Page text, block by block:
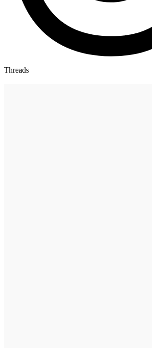
Threads